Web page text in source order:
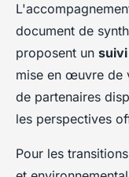
document de
proposent un
mise en œuvre de
de partenaires
les perspectives
Pour les